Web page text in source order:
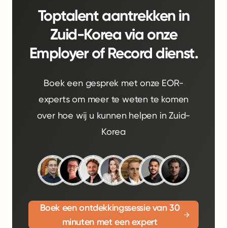
Toptalent aantrekken in
Zuid-Korea via onze
Employer of Record dienst.
Boek een gesprek met onze EOR-
experts om meer te weten te komen
over hoe wij u kunnen helpen in Zuid-
Korea
Boek een ontdekkingssessie van 30
minuten met een expert